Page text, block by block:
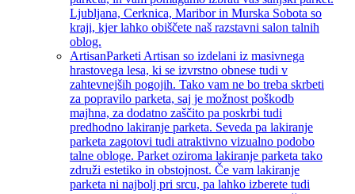
Ljubljana, Cerknica, Maribor in Murska Sobota so
kraji, kjer lahko obiščete naš razstavni salon talnih
oblog.
ArtisanParketi Artisan so izdelani iz masivnega
hrastovega lesa, ki se izvrstno obnese tudi v
zahtevnejših pogojih. Tako vam ne bo treba skrbeti
za popravilo parketa, saj je možnost poškodb
majhna, za dodatno zaščito pa poskrbi tudi
predhodno lakiranje parketa. Seveda pa lakiranje
parketa zagotovi tudi atraktivno vizualno podobo
talne obloge. Parket oziroma lakiranje parketa tako
združi estetiko in obstojnost. Če vam lakiranje
parketa ni najbolj pri srcu, pa lahko izberete tudi